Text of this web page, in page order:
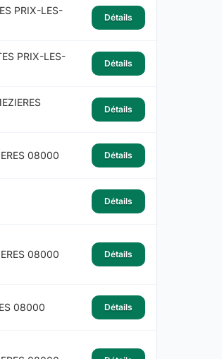
PRIX-LES-
Détails
PRIX-LES-
Détails
Détails
08000 Détails
Détails
08000 Détails
08000 Détails